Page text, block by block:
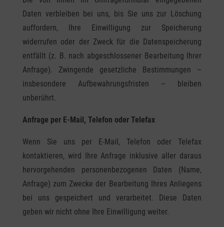
Daten verbleiben bei uns, bis Sie uns zur Löschung
auffordern, Ihre Einwilligung zur Speicherung
widerrufen oder der Zweck für die Datenspeicherung
entfällt (z. B. nach abgeschlossener Bearbeitung Ihrer
Anfrage). Zwingende gesetzliche Bestimmungen –
insbesondere Aufbewahrungsfristen – bleiben
unberührt.
Anfrage per E-Mail, Telefon oder Telefax
Wenn Sie uns per E-Mail, Telefon oder Telefax
kontaktieren, wird Ihre Anfrage inklusive aller daraus
hervorgehenden personenbezogenen Daten (Name,
Anfrage) zum Zwecke der Bearbeitung Ihres Anliegens
bei uns gespeichert und verarbeitet. Diese Daten
geben wir nicht ohne Ihre Einwilligung weiter.